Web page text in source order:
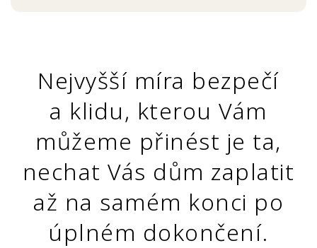
Nejvyšší míra bezpečí
a klidu, kterou Vám
můžeme přinést je ta,
nechat Vás dům zaplatit
až na samém konci po
úplném dokončení.